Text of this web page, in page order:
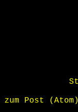
zum Post